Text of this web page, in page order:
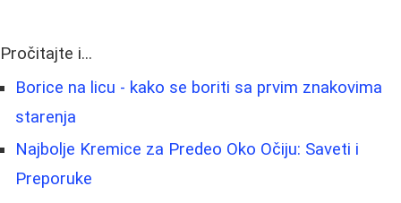
Pročitajte i...
Borice na licu - kako se boriti sa prvim znakovima
starenja
Najbolje Kremice za Predeo Oko Očiju: Saveti i
Preporuke